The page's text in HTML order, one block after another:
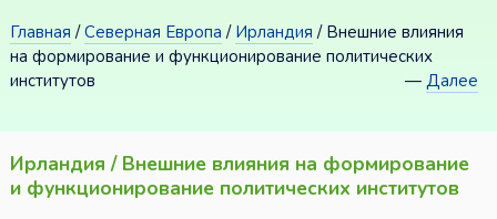
Главная /Северная Европа / Ирландия / Внешние влияния
на формирование и функционирование политических
институтов
—Далее
Ирландия / Внешние влияния на формирование
и функционирование политических институтов